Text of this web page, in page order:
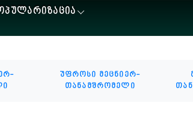
უფროსი მეცნიერ-
თანამშრომელი